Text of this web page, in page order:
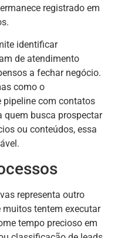
registrado em
identificar
de atendimento
a fechar negócio.
como o
pipeline com contatos
quem busca prospectar
ou conteúdos, essa
representa outro
tentem executar
tempo precioso em